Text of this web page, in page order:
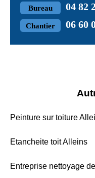
Bureau 04 82
Chantier 06 60
Peinture sur toiture
Etancheite toit Alleins
Entreprise nettoyage